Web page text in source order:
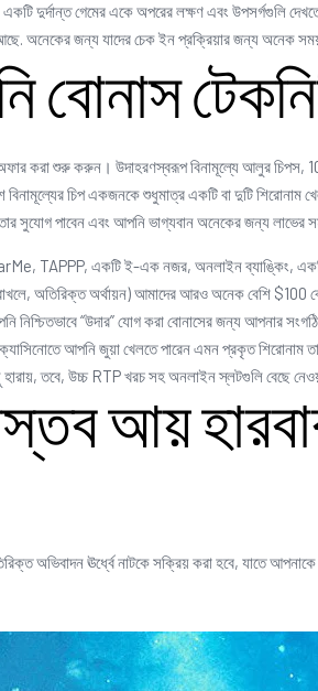
দুর্দান্ত গেমের একে অপরের লক্ষণ এবং উপসর্গগুলি
জন্য যাদের চেক ইন প্রক্রিয়ার জন্য অনেক সময়
বোনাস
করা শুরু করুন। উদাহরণস্বরূপ বিনামূল্যে আলুর
চিপ একজনকে শুধুমাত্র একটি বা দুটি শিরোনাম
সুযোগ পাবেন এবং আপনি ভাগ্যবান অনেকের জন্য লাভের
একটি ই-এক নজর, অনলাইন ব্যাঙ্কিং, একটি
অতিরিক্ত অর্থায়ন) আমাদের আরও অনেক বেশি
“উদার” যোগ করা বোনাসের জন্য আপনার
আপনি জুয়া খেলতে পারেন এমন প্রকৃত শিরোনাম
তবে, উচ্চ RTP খরচ সহ অনলাইন স্লটগুলি বেছে
আয়
অভিবাদন ঊর্ধ্বে নাটকে সক্রিয় করা হবে, যাতে